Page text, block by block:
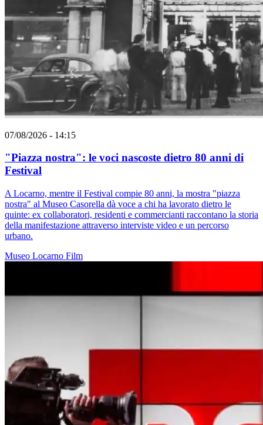
07/08/2026 - 14:15
"Piazza nostra": le voci nascoste dietro 80 anni di
Festival
A Locarno, mentre il Festival compie 80 anni, la mostra "piazza
nostra" al Museo Casorella dà voce a chi ha lavorato dietro le
quinte: ex collaboratori, residenti e commercianti raccontano la storia
della manifestazione attraverso interviste video e un percorso
urbano.
Museo Locarno Film